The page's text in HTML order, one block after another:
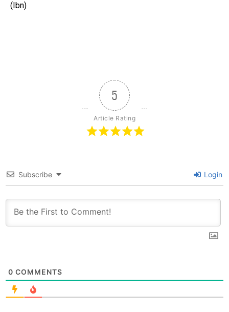
(Ibn)
5
Article Rating
Subscribe Login
0 COMMENTS